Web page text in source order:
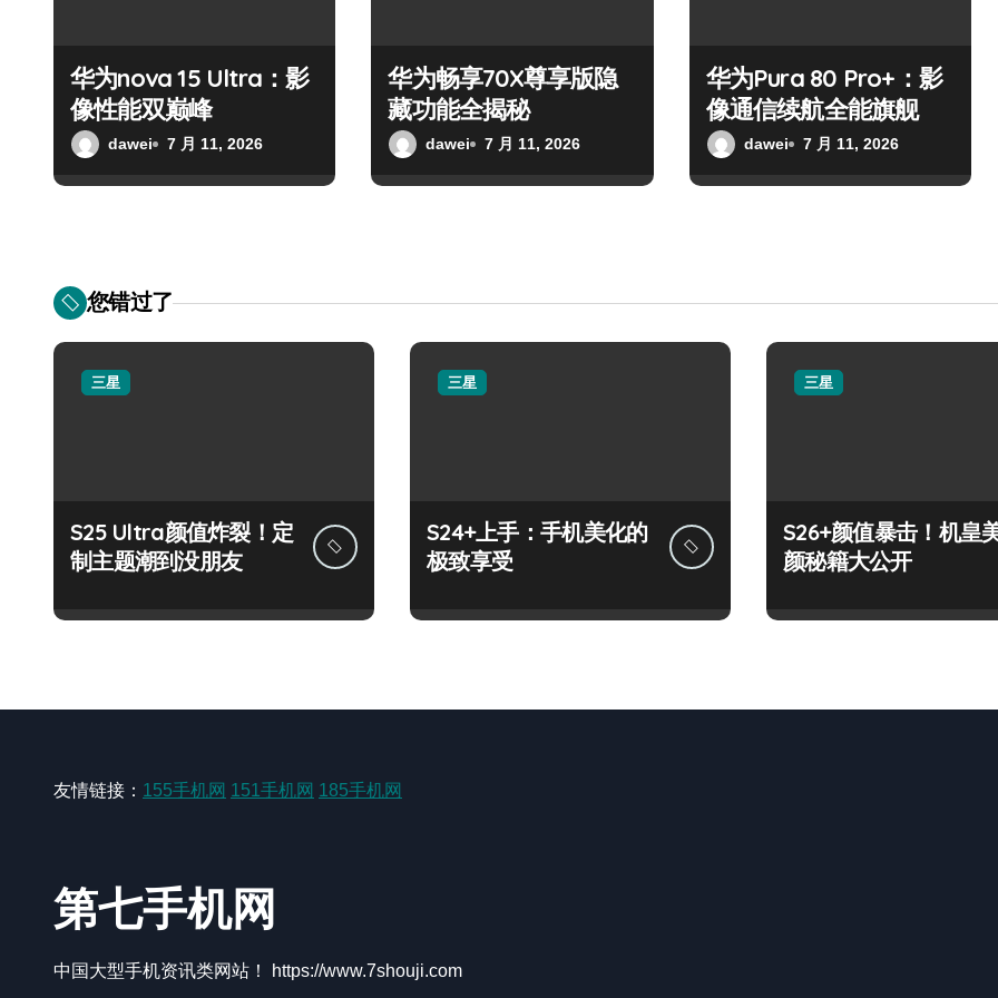
华为nova 15 Ultra：影
像性能双巅峰
dawei 7 月 11, 2026
华为畅享70X尊享版隐
藏功能全揭秘
dawei 7 月 11, 2026
华为Pura 80 Pro+：影
像通信续航全能旗舰
dawei 7 月 11, 2026
您错过了
三星
S25 Ultra颜值炸裂！定
制主题潮到没朋友
三星
S24+上手：手机美化的
极致享受
三星
S26+颜值暴击！机皇
颜秘籍大公开
友情链接： 155手机网 151手机网 185手机网
第七手机网
中国大型手机资讯类网站！ https://www.7shouji.com